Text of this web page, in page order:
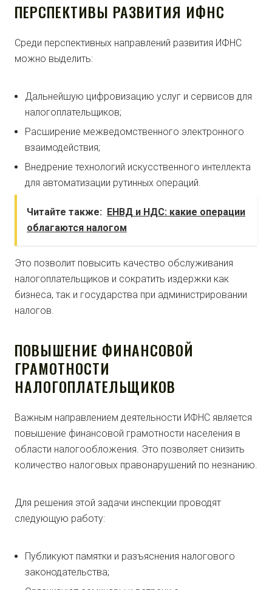
ПЕРСПЕКТИВЫ РАЗВИТИЯ ИФНС
Среди перспективных направлений развития ИФНС
можно выделить:
Дальнейшую цифровизацию услуг и сервисов для
налогоплательщиков;
Расширение межведомственного электронного
взаимодействия;
Внедрение технологий искусственного интеллекта
для автоматизации рутинных операций.
Читайте также: ЕНВД и НДС: какие операции
облагаются налогом
Это позволит повысить качество обслуживания
налогоплательщиков и сократить издержки как
бизнеса, так и государства при администрировании
налогов.
ПОВЫШЕНИЕ ФИНАНСОВОЙ
ГРАМОТНОСТИ
НАЛОГОПЛАТЕЛЬЩИКОВ
Важным направлением деятельности ИФНС является
повышение финансовой грамотности населения в
области налогообложения. Это позволяет снизить
количество налоговых правонарушений по незнанию.
Для решения этой задачи инспекции проводят
следующую работу:
Публикуют памятки и разъяснения налогового
законодательства;